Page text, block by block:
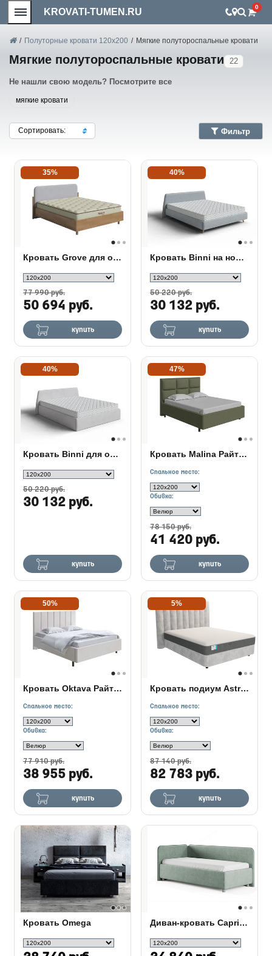
KROVATI-TUMEN.RU 0
/ Полуторные кровати 120x200 / Мягкие полутороспальные кровати
Мягкие полутороспальные кровати 22
Не нашли свою модель? Посмотрите все
мягкие кровати
Сортировать: Фильтр
35%
Кровать Grove для основания ПМ
77 990 руб.
50 694 руб.
купить
40%
Кровать Binni на ножках
50 220 руб.
30 132 руб.
купить
40%
Кровать Binni для основания с ПМ
50 220 руб.
30 132 руб.
купить
47%
Кровать Malina Райтон в ткани
Спальное место:
Обивка:
78 150 руб.
41 420 руб.
купить
50%
Кровать Oktava Райтон в ткани
Спальное место:
Обивка:
77 910 руб.
38 955 руб.
купить
5%
Кровать подиум Astra с основанием Raibox
Спальное место:
Обивка:
87 140 руб.
82 783 руб.
купить
Кровать Omega Диван-кровать Capri Сонум